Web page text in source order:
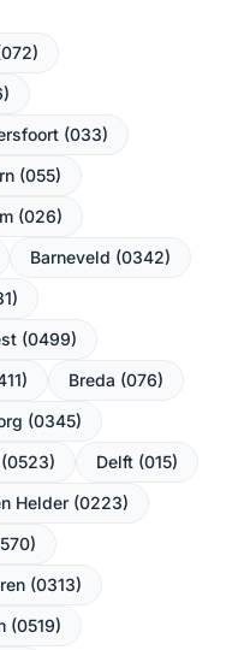
(033)
(055)
(026)
Barneveld (0342)
(0499)
Breda (076)
(0345)
Delft (015)
Helder (0223)
(0313)
(0519)